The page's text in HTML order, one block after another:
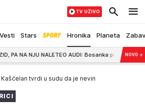
Vesti Stars Hronika Planeta
TV UŽIVO
NALETEO AUDI: Bosanka povređena u stravičnom
NOVO →
Kašćelan tvrdi u sudu da je nevin